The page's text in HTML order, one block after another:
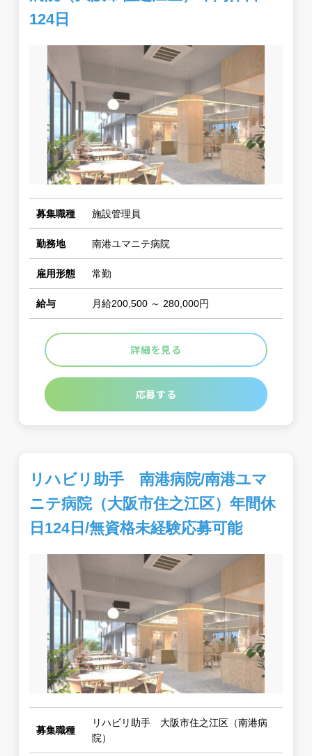
124日
募集職種 施設管理員
勤務地 南港ユマニテ病院
雇用形態 常勤
給与 月給200,500 ～ 280,000円
詳細を見る
応募する
リハビリ助手 南港病院/南港ユマ
ニテ病院（大阪市住之江区）年間休
日124日/無資格未経験応募可能
募集職種
リハビリ助手 大阪市住之江区（南港病
院）